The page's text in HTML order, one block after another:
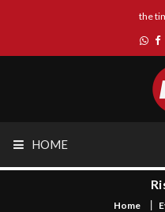
the
HOME
Home